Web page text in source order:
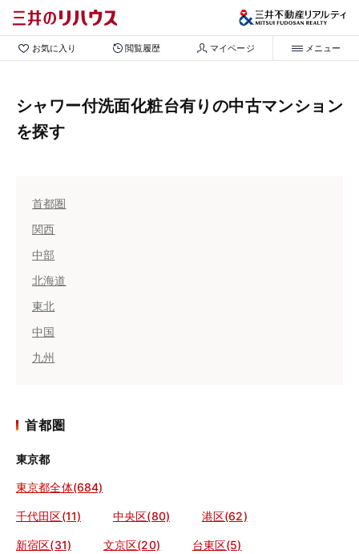
お気に入り 閲覧履歴 マイページ メニュー
シャワー付洗面化粧台有りの中古マンション
を探す
首都圏
関西
中部
北海道
東北
中国
九州
首都圏
東京都
東京都全体(684)
千代田区(11) 中央区(80) 港区(62)
新宿区(31) 文京区(20) 台東区(5)